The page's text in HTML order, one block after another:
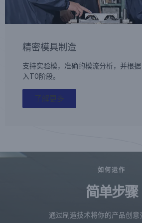
精密模具制造
支持实验模，准确的模流分析，并根
入T0阶段。
了解更多
如何运作
简单步骤
通过制造技术将你的产品创意